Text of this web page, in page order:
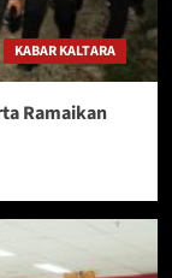
KABAR KALTARA
Ramaikan